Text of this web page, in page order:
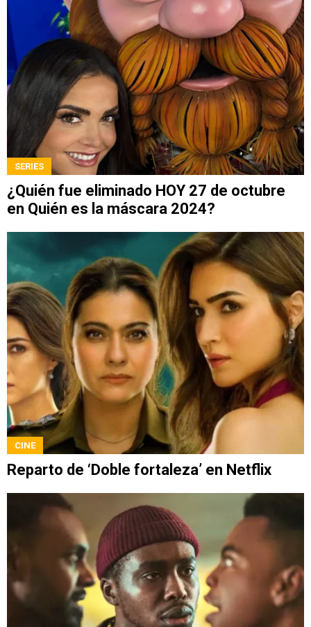
SERIES
¿Quién fue eliminado HOY 27 de octubre
en Quién es la máscara 2024?
CINE
Reparto de ‘Doble fortaleza’ en Netflix